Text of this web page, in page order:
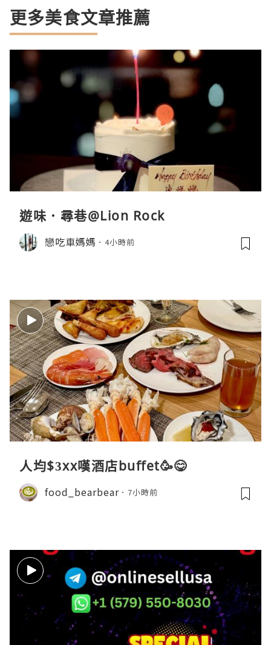
更多美食文章推薦
遊味．尋巷@Lion Rock
戀吃車媽媽 4小時前
人均$3xx嘆酒店buffet🥳😋
food_bearbear 7小時前